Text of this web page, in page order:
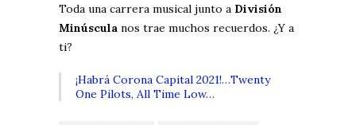
Toda una carrera musical junto a División
Minúscula nos trae muchos recuerdos. ¿Y a
ti?
¡Habrá Corona Capital 2021!…Twenty
One Pilots, All Time Low…